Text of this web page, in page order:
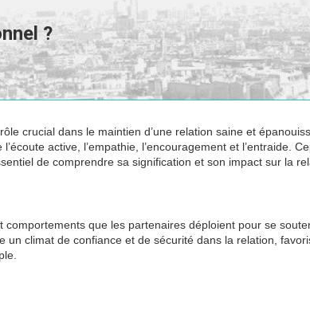
?
crucial dans le maintien d’une relation saine et
active, l’empathie, l’encouragement et l’entraide.
de comprendre sa signification et son impact sur la
comportements que les partenaires déploient pour se
climat de confiance et de sécurité dans la relation,